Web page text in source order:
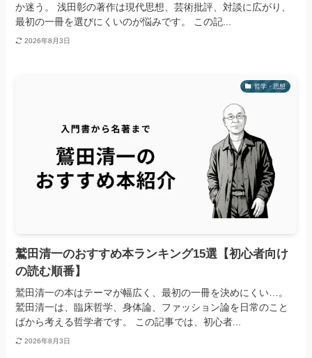
か迷う。 浅田彰の著作は現代思想、芸術批評、対談に広がり、
最初の一冊を選びにくいのが悩みです。 この記...
2026年8月3日
哲学・思想
鷲田清一のおすすめ本ランキング15選【初心者向け
の読む順番】
鷲田清一の本はテーマが幅広く、最初の一冊を決めにくい…。
鷲田清一は、臨床哲学、身体論、ファッション論を日常のこと
ばから考える哲学者です。 この記事では、初心者...
2026年8月3日